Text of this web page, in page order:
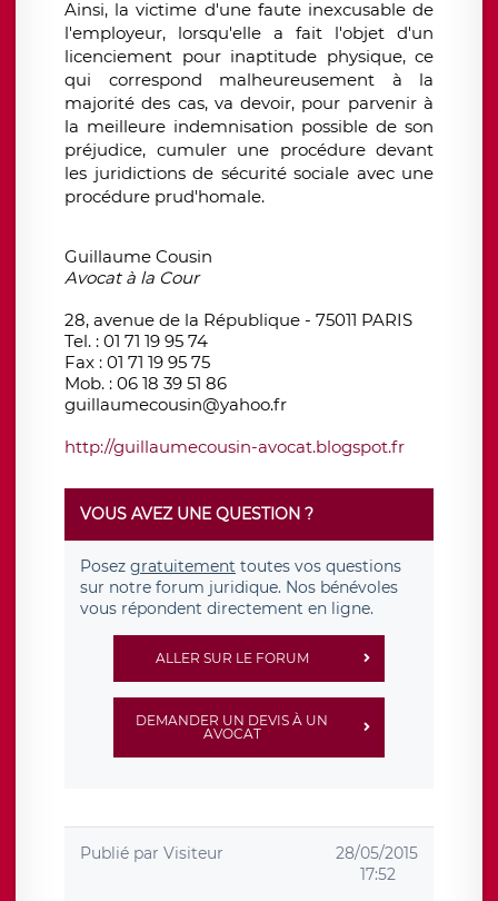
Ainsi, la victime d'une faute inexcusable de
l'employeur, lorsqu'elle a fait l'objet d'un
licenciement pour inaptitude physique, ce
qui correspond malheureusement à la
majorité des cas, va devoir, pour parvenir à
la meilleure indemnisation possible de son
préjudice, cumuler une procédure devant
les juridictions de sécurité sociale avec une
procédure prud'homale.
Guillaume Cousin
Avocat à la Cour
28, avenue de la République - 75011 PARIS
Tel. : 01 71 19 95 74
Fax : 01 71 19 95 75
Mob. : 06 18 39 51 86
guillaumecousin@yahoo.fr
http://guillaumecousin-avocat.blogspot.fr
VOUS AVEZ UNE QUESTION ?
Posez gratuitement toutes vos questions
sur notre forum juridique. Nos bénévoles
vous répondent directement en ligne.
ALLER SUR LE FORUM
DEMANDER UN DEVIS À UN
AVOCAT
Publié par Visiteur
28/05/2015
17:52